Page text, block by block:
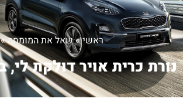
ראשי»שאל את המומחה»